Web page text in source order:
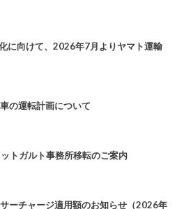
に向けて、2026年7月よりヤマト運輸
の運転計画について
トガルト事務所移転のご案内
ーチャージ適用額のお知らせ（2026年